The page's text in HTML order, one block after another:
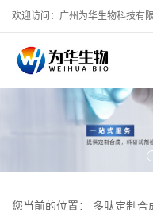
欢迎访问：广州为华生物科技有
您当前的位置： 多肽定制合